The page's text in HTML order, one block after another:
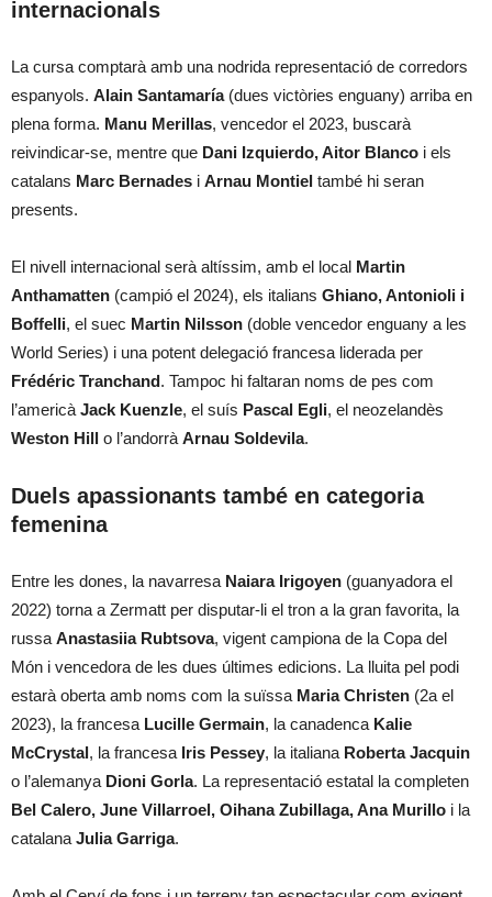
internacionals
La cursa comptarà amb una nodrida representació de corredors
espanyols. Alain Santamaría(dues victòries enguany) arriba en
plena forma. Manu Merillas, vencedor el 2023, buscarà
reivindicar-se, mentre que Dani Izquierdo, Aitor Blanco i els
catalans Marc Bernades i Arnau Montiel també hi seran
presents.
El nivell internacional serà altíssim, amb el local Martin
Anthamatten (campió el 2024), els italians Ghiano, Antonioli i
Boffelli, el suec Martin Nilsson (doble vencedor enguany a les
World Series) i una potent delegació francesa liderada per
Frédéric Tranchand. Tampoc hi faltaran noms de pes com
l’americà Jack Kuenzle, el suís Pascal Egli, el neozelandès
Weston Hill o l’andorrà Arnau Soldevila.
Duels apassionants també en categoria
femenina
Entre les dones, la navarresa Naiara Irigoyen (guanyadora el
2022) torna a Zermatt per disputar-li el tron a la gran favorita, la
russa Anastasiia Rubtsova, vigent campiona de la Copa del
Món i vencedora de les dues últimes edicions. La lluita pel podi
estarà oberta amb noms com la suïssa Maria Christen (2a el
2023), la francesa Lucille Germain, la canadenca Kalie
McCrystal, la francesa Iris Pessey, la italiana Roberta Jacquin
o l’alemanya Dioni Gorla. La representació estatal la completen
Bel Calero, June Villarroel, Oihana Zubillaga, Ana Murillo i la
catalana Julia Garriga.